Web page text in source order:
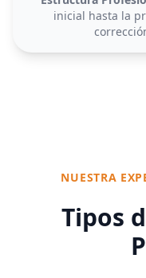
inicial hasta la
NUESTRA
Tipos